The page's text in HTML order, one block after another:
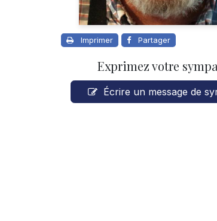
Imprimer Partager
Exprimez votre
Écrire un message de